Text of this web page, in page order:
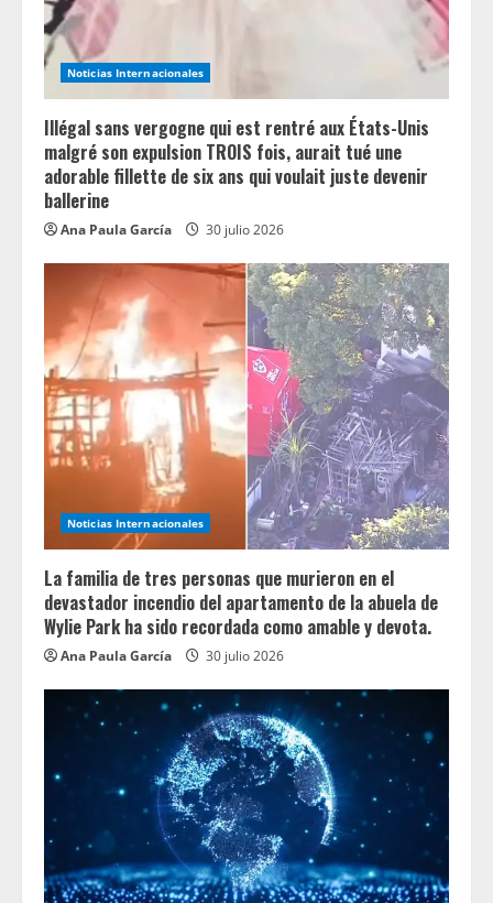
Noticias Internacionales
Illégal sans vergogne qui est rentré aux États-Unis
malgré son expulsion TROIS fois, aurait tué une
adorable fillette de six ans qui voulait juste devenir
ballerine
Ana Paula García 30 julio 2026
Noticias Internacionales
La familia de tres personas que murieron en el
devastador incendio del apartamento de la abuela de
Wylie Park ha sido recordada como amable y devota.
Ana Paula García 30 julio 2026